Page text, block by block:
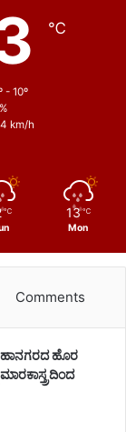
℃
- 10º
km/h
℃ 13 ℃
Mon
Comments
ಹೊರ